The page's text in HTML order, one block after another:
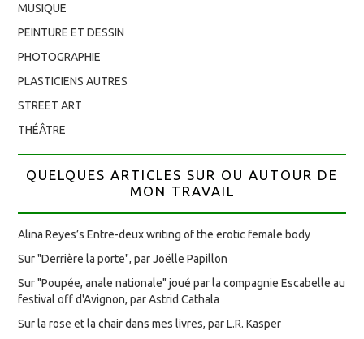
MUSIQUE
PEINTURE ET DESSIN
PHOTOGRAPHIE
PLASTICIENS AUTRES
STREET ART
THÉÂTRE
QUELQUES ARTICLES SUR OU AUTOUR DE
MON TRAVAIL
Alina Reyes’s Entre-deux writing of the erotic female body
Sur "Derrière la porte", par Joëlle Papillon
Sur "Poupée, anale nationale" joué par la compagnie Escabelle au
festival off d'Avignon, par Astrid Cathala
Sur la rose et la chair dans mes livres, par L.R. Kasper